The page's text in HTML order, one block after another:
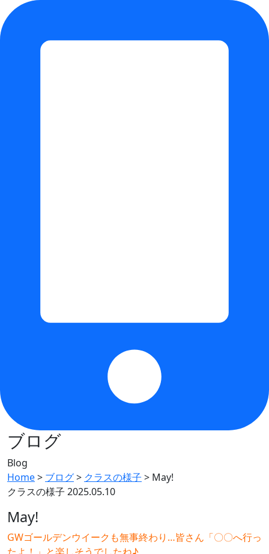
ブログ
Blog
Home> ブログ> クラスの様子 > May!
クラスの様子 2025.05.10
May!
GWゴールデンウイークも無事終わり…皆さん「〇〇へ行っ